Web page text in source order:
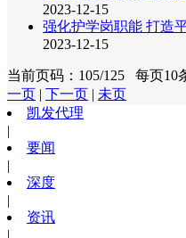
2023-12-15
强化护学岗职能 打造
2023-12-15
当前页码：105/125 每页10
一页 | 下一页 | 未页
凯发代理
|
要闻
|
深度
|
资讯
|